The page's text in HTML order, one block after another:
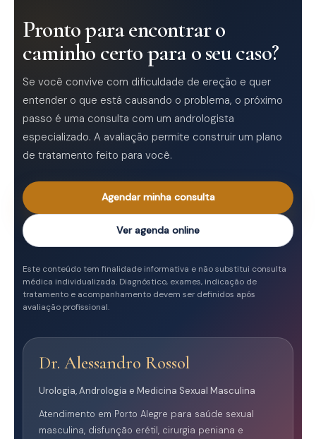
Pronto para encontrar o
caminho certo para o seu caso?
Se você convive com dificuldade de ereção e quer
entender o que está causando o problema, o próximo
passo é uma consulta com um andrologista
especializado. A avaliação permite construir um plano
de tratamento feito para você.
Agendar minha consulta
Ver agenda online
Este conteúdo tem finalidade informativa e não substitui consulta
médica individualizada. Diagnóstico, exames, indicação de
tratamento e acompanhamento devem ser definidos após
avaliação profissional.
Dr. Alessandro Rossol
Urologia, Andrologia e Medicina Sexual Masculina
Atendimento em Porto Alegre para saúde sexual
masculina, disfunção erétil, cirurgia peniana e